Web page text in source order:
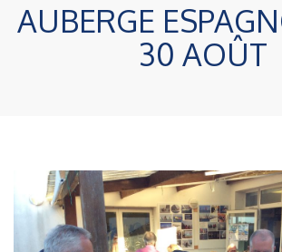
AUBERGE
30 AOÛT